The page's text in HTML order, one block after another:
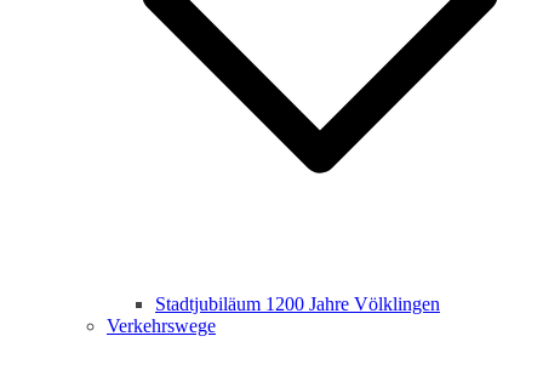
Stadtjubiläum 1200 Jahre Völklingen
Verkehrswege